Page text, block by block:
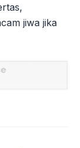
jiwa jika